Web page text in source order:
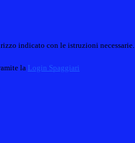
indicato con le istruzioni necessarie.
la Login Spaggiari